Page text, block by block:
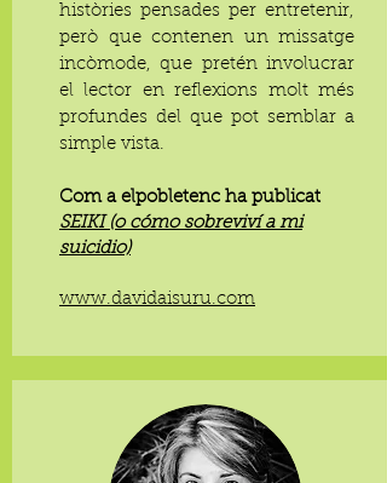
històries pensades per entretenir,
però que contenen un missatge
incòmode, que pretén involucrar
el lector en reflexions molt més
profundes del que pot semblar a
simple vista.
Com a elpobletenc ha publicat
SEIKI (o cómo sobreviví a mi
suicidio)
​www.davidaisuru.com